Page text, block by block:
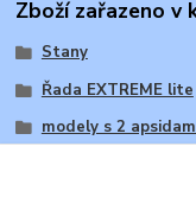
Zboží zařazeno v
Stany
Řada EXTREME lite
modely s 2